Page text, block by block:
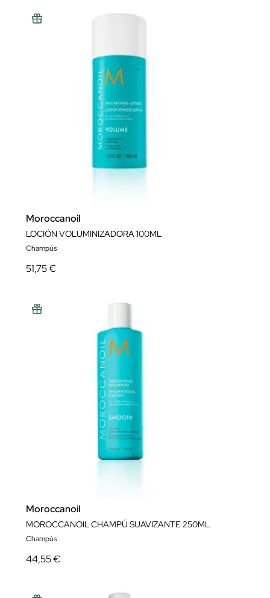
Moroccanoil
LOCIÓN VOLUMINIZADORA 100ML
Champús
51,75 €
Moroccanoil
MOROCCANOIL CHAMPÚ SUAVIZANTE 250ML
Champús
44,55 €